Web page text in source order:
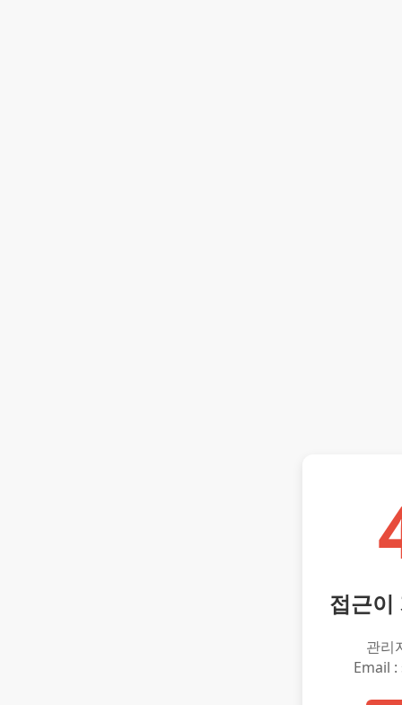
접근이
관리
Email